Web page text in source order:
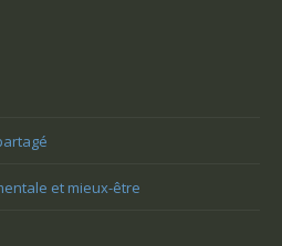
et mieux-être